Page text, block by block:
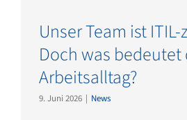
Unser Team ist
Doch was bedeutet
Arbeitsalltag?
9. Juni 2026 | News